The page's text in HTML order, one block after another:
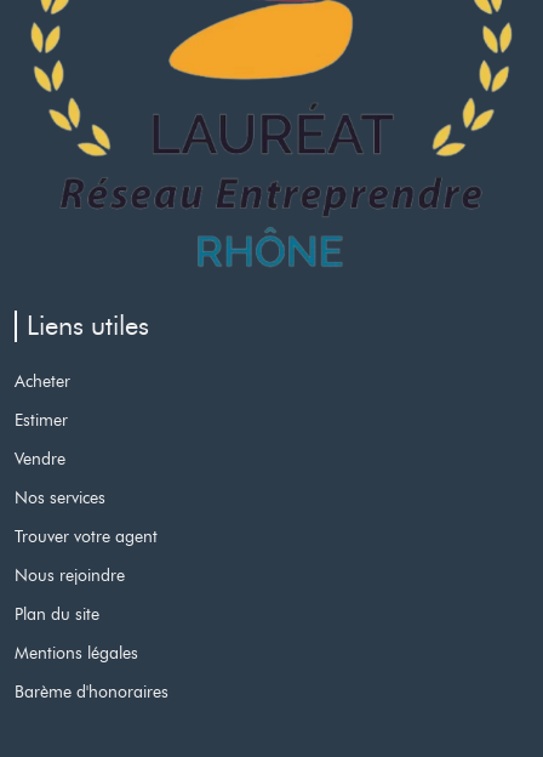
Liens utiles
Acheter
Estimer
Vendre
Nos services
Trouver votre agent
Nous rejoindre
Plan du site
Mentions légales
Barème d'honoraires